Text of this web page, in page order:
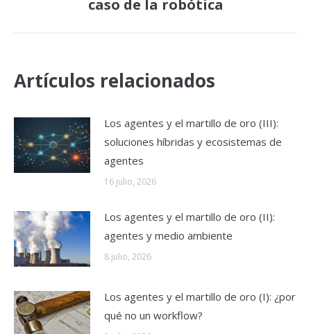
siguiente:
caso de la robótica
Artículos relacionados
Los agentes y el martillo de oro (III):
soluciones híbridas y ecosistemas de
agentes
16 julio, 2026
Los agentes y el martillo de oro (II):
agentes y medio ambiente
8 julio, 2026
Los agentes y el martillo de oro (I): ¿por
qué no un workflow?